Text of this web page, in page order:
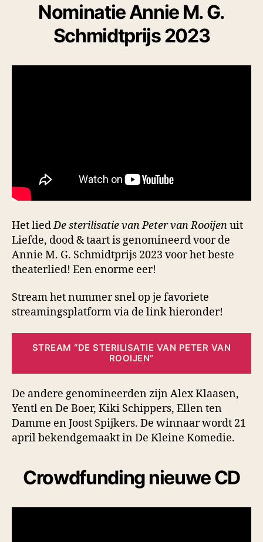
Nominatie Annie M. G.
Schmidtprijs 2023
Het liedDe sterilisatie van Peter van Rooijenuit
Liefde, dood & taart is genomineerd voor de
Annie M. G. Schmidtprijs 2023 voor het beste
theaterlied! Een enorme eer!
Stream het nummer snel op je favoriete
streamingsplatform via de link hieronder!
STREAM “DE STERILISATIE VAN PETER VAN
ROOIJEN”
De andere genomineerden zijn Alex Klaasen,
Yentl en De Boer, Kiki Schippers, Ellen ten
Damme en Joost Spijkers. De winnaar wordt 21
april bekendgemaakt in De Kleine Komedie.
Crowdfunding nieuwe CD